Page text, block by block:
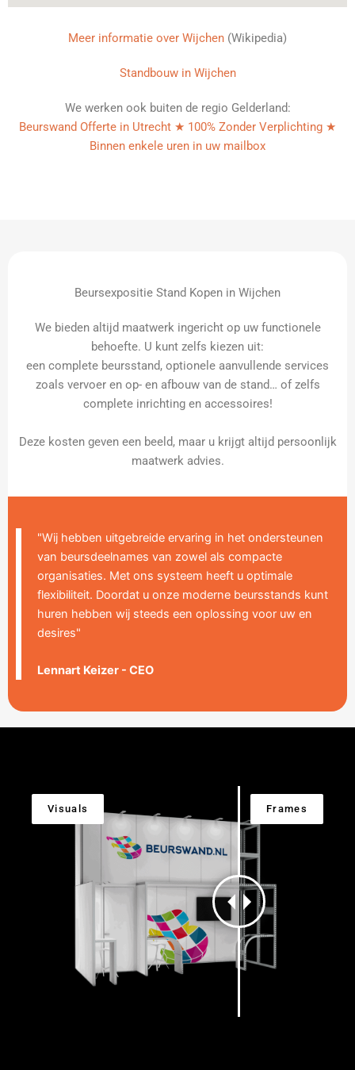
Meer informatie over Wijchen (Wikipedia)
Standbouw in Wijchen
We werken ook buiten de regio Gelderland:
Beurswand Offerte in Utrecht ★ 100% Zonder Verplichting ★
Binnen enkele uren in uw mailbox
Beursexpositie Stand Kopen in Wijchen
We bieden altijd maatwerk ingericht op uw functionele
behoefte. U kunt zelfs kiezen uit:
een complete beursstand, optionele aanvullende services
zoals vervoer en op- en afbouw van de stand… of zelfs
complete inrichting en accessoires!
Deze kosten geven een beeld, maar u krijgt altijd persoonlijk
maatwerk advies.
"Wij hebben uitgebreide ervaring in het ondersteunen
van beursdeelnames van zowel als compacte
organisaties. Met ons systeem heeft u optimale
flexibiliteit. Doordat u onze moderne beursstands kunt
huren hebben wij steeds een oplossing voor uw en
desires"
Lennart Keizer - CEO